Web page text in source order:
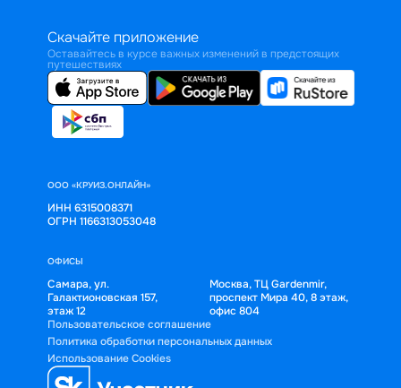
Скачайте приложение
Оставайтесь в курсе важных изменений в предстоящих
путешествиях
ООО «КРУИЗ.ОНЛАЙН»
ИНН 6315008371
ОГРН 1166313053048
ОФИСЫ
Самара, ул.
Галактионовская 157,
этаж 12
Москва, ТЦ Gardenmir,
проспект Мира 40, 8 этаж,
офис 804
Пользовательское соглашение
Политика обработки персональных данных
Использование Cookies